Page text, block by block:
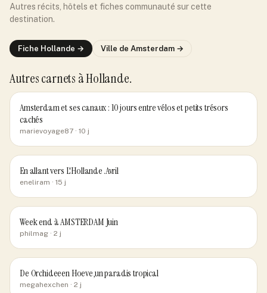
Autres récits, hôtels et fiches communauté sur cette
destination.
Fiche Hollande → Ville de Amsterdam →
Autres carnets à Hollande.
Amsterdam et ses canaux : 10 jours entre vélos et petits trésors
cachés
marievoyage87 · 10 j
En allant vers L'Hollande .Avril
eneliram · 15 j
Week end à AMSTERDAM Juin
philmag · 2 j
De Orchideeen Hoeve,un paradis tropical
megahexchen · 2 j